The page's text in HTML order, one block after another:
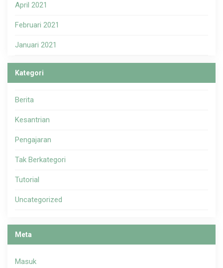
April 2021
Februari 2021
Januari 2021
Kategori
Berita
Kesantrian
Pengajaran
Tak Berkategori
Tutorial
Uncategorized
Meta
Masuk